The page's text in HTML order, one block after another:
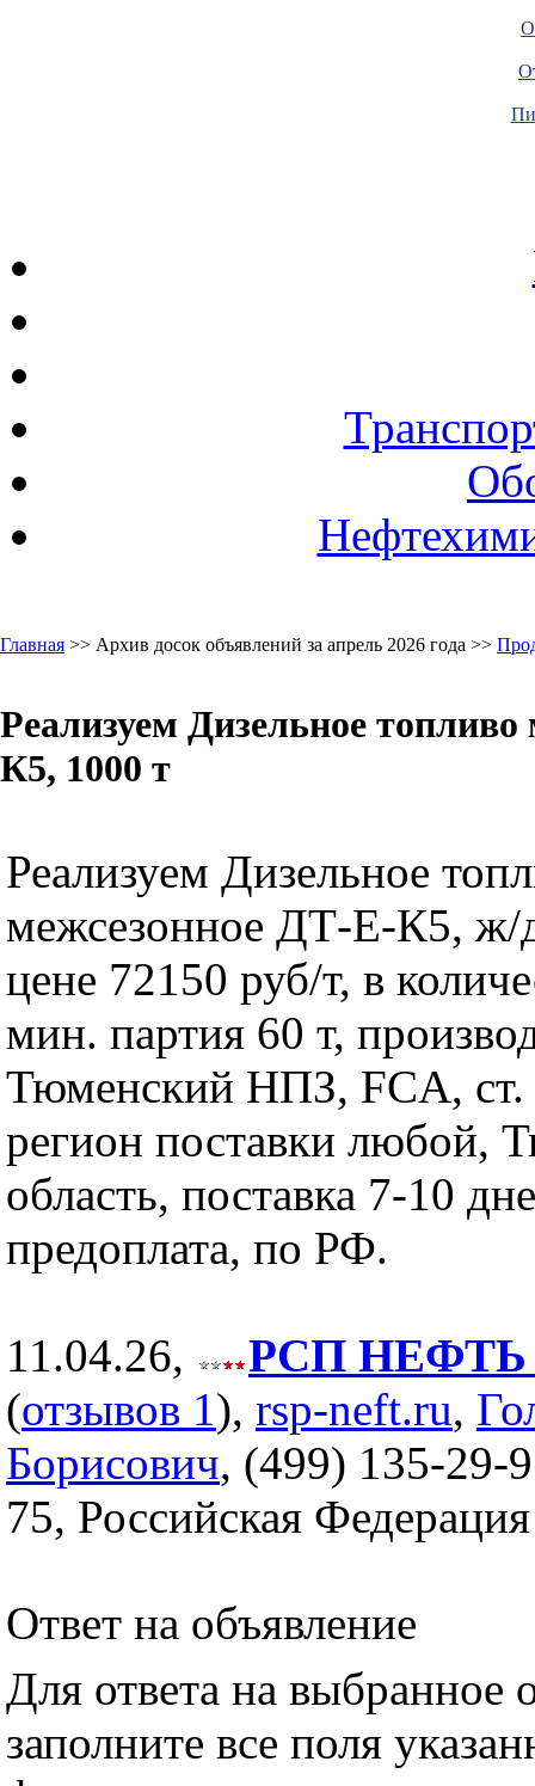
Главная >> Архив досок объявлений за апрель 2026 года >>
Реализуем Дизельное
К5, 1000 т
Реализуем Дизельное
межсезонное ДТ-Е-К5, ж/
цене 72150 руб/т, в
мин. партия 60 т,
Тюменский НПЗ, FCA,
регион поставки любой,
область, поставка 7-10
предоплата, по РФ.
11.04.26,
РСП НЕФТЬ
(отзывов 1), rsp-neft.ru,
Борисович, (499) 135-29-
75, Российская Федерация
Ответ на объявление
Для ответа на выбранное
заполните все поля